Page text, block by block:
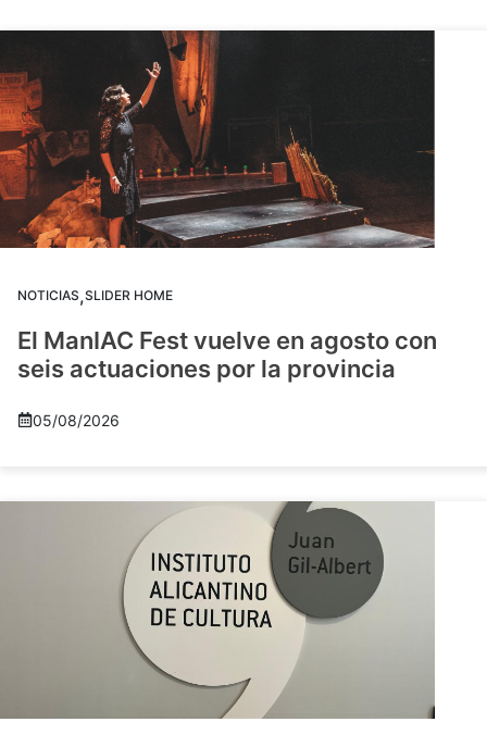
NOTICIAS,SLIDER HOME
El ManIAC Fest vuelve en agosto con
seis actuaciones por la provincia
05/08/2026